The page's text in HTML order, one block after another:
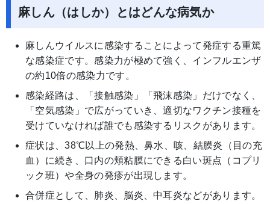
麻しん（はしか）とはどんな病気か
麻しんウイルスに感染することによって発症する重篤
な感染症です。感染力が極めて強く、インフルエンザ
の約10倍の感染力です。
感染経路は、「接触感染」「飛沫感染」だけでなく、
「空気感染」で広がっていき、適切なワクチン接種を
受けていなければ誰でも感染するリスクがあります。
症状は、38℃以上の発熱、鼻水、咳、結膜炎（目の充
血）に続き、口内の頬粘膜にできる白い斑点（コプリ
ック班）や全身の発疹が出現します。
合併症として、肺炎、脳炎、中耳炎などがあります。